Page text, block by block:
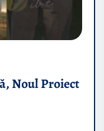
Noul Proiect